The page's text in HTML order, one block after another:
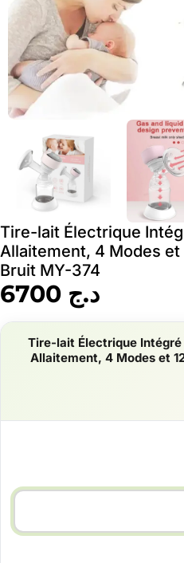
Tire-lait Électrique
Allaitement, 4 Modes et
Bruit MY-374
د.ج
Tire-lait Électrique Intégré
Allaitement, 4 Modes et